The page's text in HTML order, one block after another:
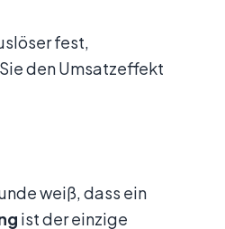
fest,
den Umsatzeffekt
weiß, dass ein
ist der einzige